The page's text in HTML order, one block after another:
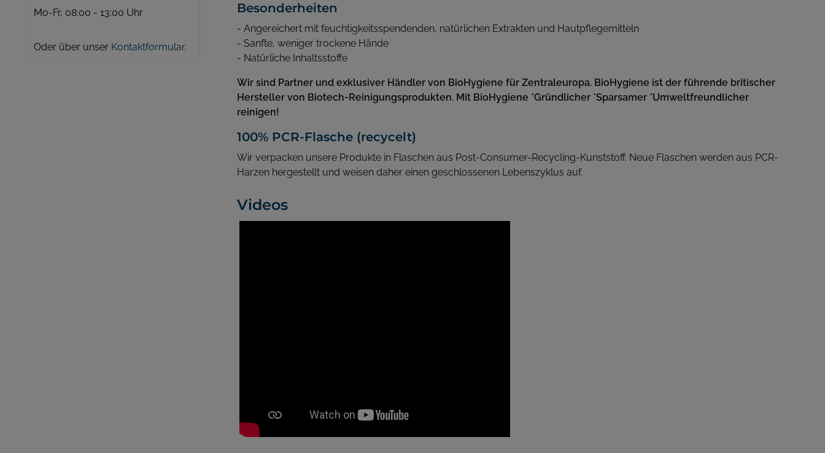
Mo-Fr, 08:00 - 13:00 Uhr
Oder über unser Kontaktformular.
Besonderheiten
- Angereichert mit feuchtigkeitsspendenden, natürlichen Extrakten und Hautpflegemitteln
- Sanfte, weniger trockene Hände
- Natürliche Inhaltsstoffe
Wir sind Partner und exklusiver Händler von BioHygiene für Zentraleuropa. BioHygiene ist der führende britischer
Hersteller von Biotech-Reinigungsprodukten. Mit BioHygiene *Gründlicher *Sparsamer *Umweltfreundlicher
reinigen!
100% PCR-Flasche (recycelt)
Wir verpacken unsere Produkte in Flaschen aus Post-Consumer-Recycling-Kunststoff. Neue Flaschen werden aus PCR-
Harzen hergestellt und weisen daher einen geschlossenen Lebenszyklus auf.
Videos